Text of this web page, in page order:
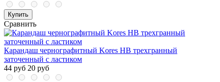
Купить
Сравнить
Карандаш чернографитный Kores HB трехгранный
заточенный с ластиком
44 руб 20 руб